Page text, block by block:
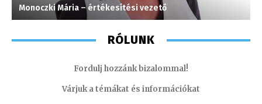
Monoczki Mária – értékesítési vezető
RÓLUNK
Fordulj hozzánk bizalommal!
Várjuk a témákat és információkat